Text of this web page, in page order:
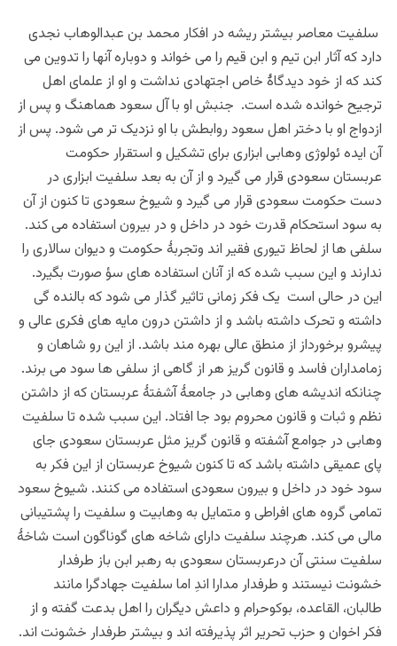
سلفیت معاصر بیشتر ریشه در افکار محمد بن عبدالوهاب نجدی
دارد که آثار ابن تیم و ابن قیم را می خواند و دوباره آنها را تدوین می
کند که از خود دیدگاۀ خاص اجتهادی نداشت و او از علمای اهل
ترجیح خوانده شده است. جنبش او با آل سعود هماهنگ و پس از
ازدواج او با دختر اهل سعود روابطش با او نزدیک تر می شود. پس از
آن ایده ئولوژی وهابی ابزاری برای تشکیل و استقرار حکومت
عربستان سعودی قرار می گیرد و از آن به بعد سلفیت ابزاری در
دست حکومت سعودی قرار می گیرد و شیوخ سعودی تا کنون از آن
به سود استحکام قدرت خود در داخل و در بیرون استفاده می کند.
سلفی ها از لحاظ تیوری فقیر اند وتجربۀ حکومت و دیوان سالاری را
ندارند و این سبب شده که از آنان استفاده های سؤ صورت بگیرد.
این در حالی است یک فکر زمانی تاثیر گذار می شود که بالنده گی
داشته و تحرک داشته باشد و از داشتن درون مایه های فکری عالی و
پیشرو برخورداز از منطق عالی بهره مند باشد. از این رو شاهان و
زمامداران فاسد و قانون گریز هر از گاهی از سلفی ها سود می برند.
چنانکه اندیشه های وهابی در جامعۀ آشفتۀ عربستان که از داشتن
نظم و ثبات و قانون محروم بود جا افتاد. این سبب شده تا سلفیت
وهابی در جوامع آشفته و قانون گریز مثل عربستان سعودی جای
پای عمیقی داشته باشد که تا کنون شیوخ عربستان از این فکر به
سود خود در داخل و بیرون سعودی استفاده می کنند. شیوخ سعود
تمامی گروه های افراطی و متمایل به وهابیت و سلفیت را پشتیبانی
مالی می کند. هرچند سلفیت دارای شاخه های گوناگون است شاخۀ
سلفیت سنتی آن درعربستان سعودی به رهبر ابن باز طرفدار
خشونت نیستند و طرفدار مدارا اندِ اما سلفیت جهادگرا مانند
طالبان، القاعده، بوکوحرام و داعش دیگران را اهل بدعت گفته و از
فکر اخوان و حزب تحریر اثر پذیرفته اند و بیشتر طرفدار خشونت اند.